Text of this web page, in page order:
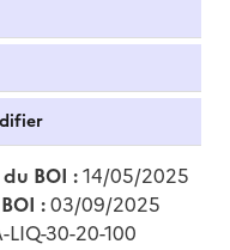
BOI :14/05/2025
:03/09/2025
LIQ-30-20-100